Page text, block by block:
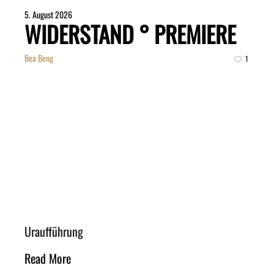
5. August 2026
WIDERSTAND ° PREMIERE
Bea Beng 1
Uraufführung
Read More